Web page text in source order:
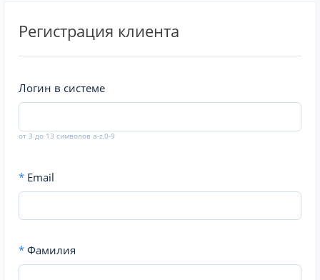
Регистрация клиента
Логин в системе
от 3 до 13 символов a-z,0-9
* Email
* Фамилия